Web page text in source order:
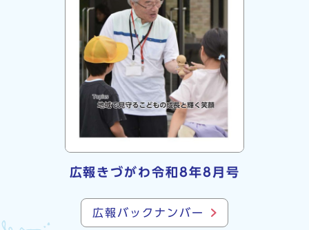
広報きづがわ令和8年8月号
広報バックナンバー